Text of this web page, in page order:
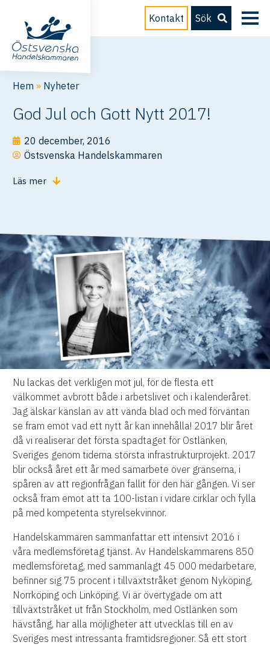
Kontakt Sök
Hem » Nyheter
God Jul och Gott Nytt 2017!
20 december, 2016
Östsvenska Handelskammaren
Läs mer
Nu lackas det verkligen mot jul, för de flesta ett
välkommet avbrott både i arbetslivet och i kalenderåret.
Jag älskar känslan av att vända blad och med förväntan
se fram emot vad ett nytt år kan innehålla! 2017 blir året
då vi realiserar det första spadtaget för Ostlänken,
Sveriges genom tiderna största infrastrukturprojekt. 2017
blir också året ett år med samarbete över gränserna, i
spåren av att regionfrågan fallit för den här gången. Vi ser
också fram emot att ta 100-listan i vidare cirklar och fylla
på med kompetenta styrelsekvinnor.
Handelskammaren sammanfattar ett intensivt 2016 i
våra medlemsföretag tjänst. Av Handelskammarens 850
medlemsföretag, med sammanlagt 45 000 medarbetare,
befinner sig 75 procent i tillväxtstråket genom Nyköping,
Norrköping och Linköping. Vi är övertygade om att
tillväxtstråket ut från Stockholm, med Ostlänken som
hävstång, har alla möjligheter att utvecklas till en av
Sveriges mest intressanta framtidsregioner. Så ett stort